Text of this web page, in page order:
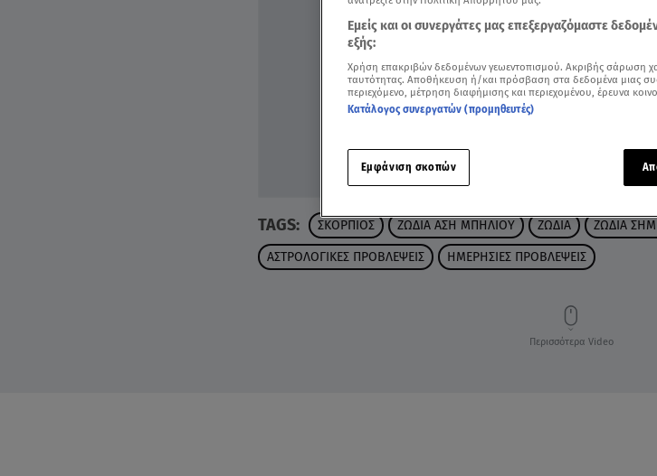
TAGS: ΣΚΟΡΠΙΟΣ ΖΩΔΙΑ ΑΣΗ ΜΠΗΛΙΟΥ ΖΩΔΙΑ ΖΩΔΙΑ
ΑΣΤΡΟΛΟΓΙΚΕΣ ΠΡΟΒΛΕΨΕΙΣ ΗΜΕΡΗΣΙΕΣ ΠΡΟΒΛΕΨΕΙΣ
Περισσότερα Video
Εμείς και οι συνεργάτες μας επεξεργαζόμαστε
εξής:
Χρήση επακριβών δεδομένων γεωεντοπισμού. Ακριβής σάρωση
ταυτότητας. Αποθήκευση ή/και πρόσβαση στα δεδομένα μιας
περιεχόμενο, μέτρηση διαφήμισης και περιεχομένου, έρευνα
Κατάλογος συνεργατών (προμηθευτές)
Εμφάνιση σκοπών